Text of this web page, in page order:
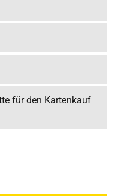
für den Kartenkauf